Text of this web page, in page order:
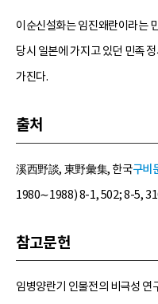
이순신설화는 임진왜란이라는
당시 일본에 가지고 있던 민족
가진다.
출처
溪西野談, 東野彙集, 한국구비
1980∼1988) 8-1, 502; 8-5,
참고문헌
임병양란기 인물전의 비극성 연